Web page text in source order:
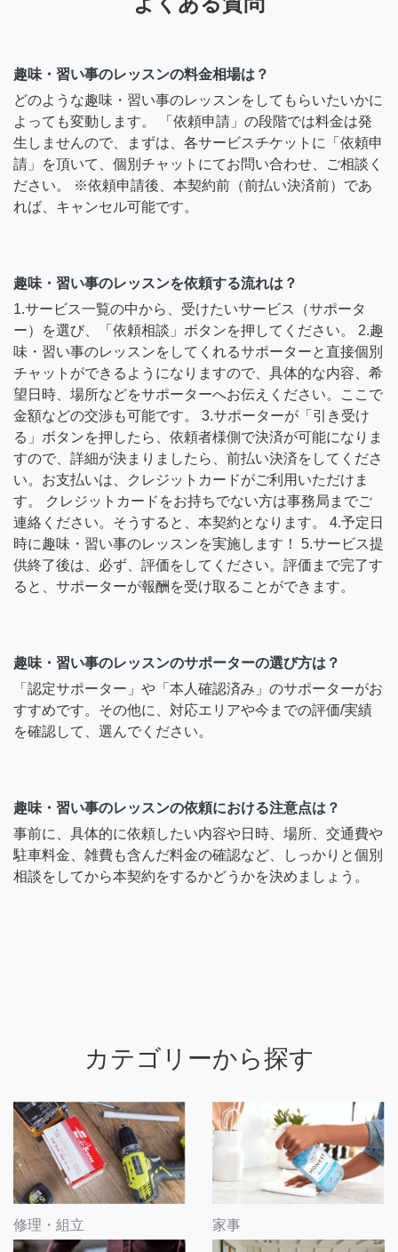
趣味・習い事のレッスンの料金相場は？
どのような趣味・習い事のレッスンをしてもらいたいかに
よっても変動します。 「依頼申請」の段階では料金は発
生しませんので、まずは、各サービスチケットに「依頼申
請」を頂いて、個別チャットにてお問い合わせ、ご相談く
ださい。 ※依頼申請後、本契約前（前払い決済前）であ
れば、キャンセル可能です。
趣味・習い事のレッスンを依頼する流れは？
1.サービス一覧の中から、受けたいサービス（サポータ
ー）を選び、「依頼相談」ボタンを押してください。 2.趣
味・習い事のレッスンをしてくれるサポーターと直接個別
チャットができるようになりますので、具体的な内容、希
望日時、場所などをサポーターへお伝えください。ここで
金額などの交渉も可能です。 3.サポーターが「引き受け
る」ボタンを押したら、依頼者様側で決済が可能になりま
すので、詳細が決まりましたら、前払い決済をしてくださ
い。お支払いは、クレジットカードがご利用いただけま
す。 クレジットカードをお持ちでない方は事務局までご
連絡ください。そうすると、本契約となります。 4.予定日
時に趣味・習い事のレッスンを実施します！ 5.サービス提
供終了後は、必ず、評価をしてください。評価まで完了す
ると、サポーターが報酬を受け取ることができます。
趣味・習い事のレッスンのサポーターの選び方は？
「認定サポーター」や「本人確認済み」のサポーターがお
すすめです。その他に、対応エリアや今までの評価/実績
を確認して、選んでください。
趣味・習い事のレッスンの依頼における注意点は？
事前に、具体的に依頼したい内容や日時、場所、交通費や
駐車料金、雑費も含んだ料金の確認など、しっかりと個別
相談をしてから本契約をするかどうかを決めましょう。
カテゴリーから探す
修理・組立 家事